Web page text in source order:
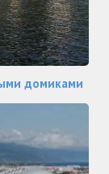
домиками